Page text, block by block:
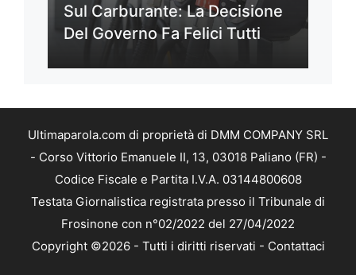
Sul Carburante: La Decisione
Del Governo Fa Felici Tutti
Ultimaparola.com di proprietà di DMM COMPANY SRL
- Corso Vittorio Emanuele II, 13, 03018 Paliano (FR) -
Codice Fiscale e Partita I.V.A. 03144800608
Testata Giornalistica registrata presso il Tribunale di
Frosinone con n°02/2022 del 27/04/2022
Copyright ©2026 - Tutti i diritti riservati - Contattaci